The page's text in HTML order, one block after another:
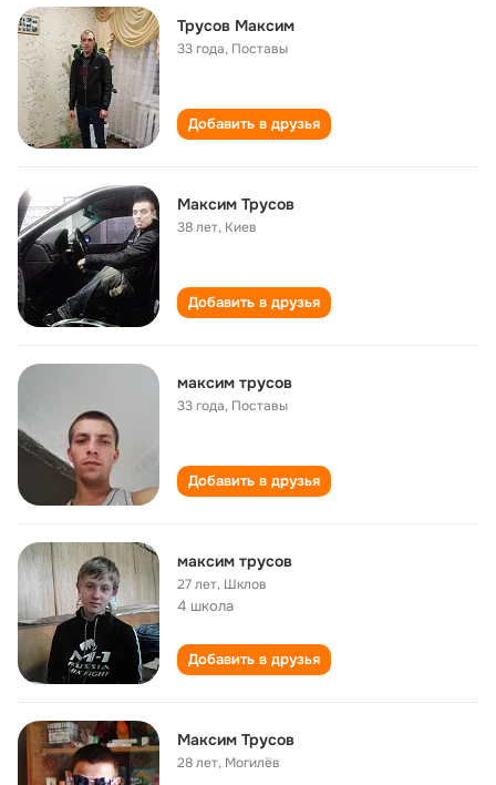
Трусов Максим
33 года, Поставы
Добавить в друзья
Максим Трусов
38 лет, Киев
Добавить в друзья
максим трусов
33 года, Поставы
Добавить в друзья
максим трусов
27 лет, Шклов
4 школа
Добавить в друзья
Максим Трусов
28 лет, Могилёв